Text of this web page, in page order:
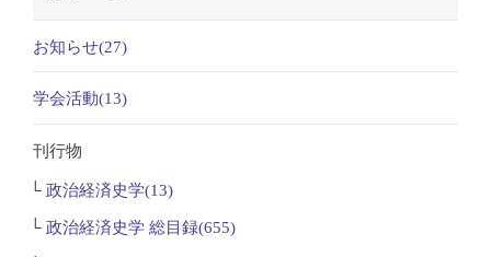
お知らせ(27)
学会活動(13)
刊行物
政治経済史学(13)
政治経済史学 総目録(655)